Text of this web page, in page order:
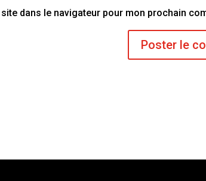
dans le navigateur pour mon prochain